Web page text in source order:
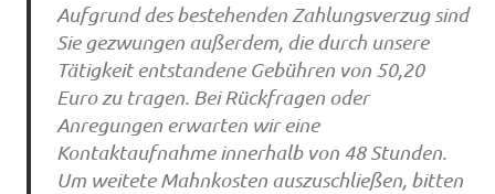
Aufgrund des bestehenden Zahlungsverzug sind
Sie gezwungen außerdem, die durch unsere
Tätigkeit entstandene Gebühren von 50,20
Euro zu tragen. Bei Rückfragen oder
Anregungen erwarten wir eine
Kontaktaufnahme innerhalb von 48 Stunden.
Um weitete Mahnkosten auszuschließen, bitten